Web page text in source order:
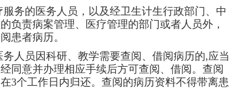
务的医务人员，以及经卫生计生行政部门、中
负责病案管理、医疗管理的部门或者人员外，
患者病历。
人员因科研、教学需要查阅、借阅病历的,应当
同意并办理相应手续后方可查阅、借阅。查阅
3个工作日内归还。查阅的病历资料不得带离患